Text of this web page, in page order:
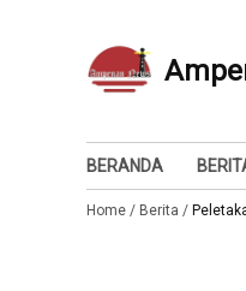
Berita
BERANDA
Home / Berita /